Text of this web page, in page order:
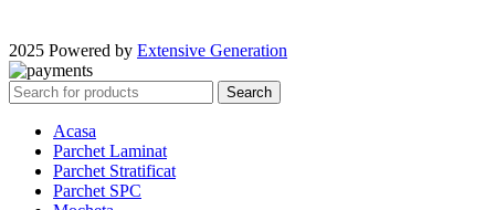
2025 Powered by Extensive Generation
Search
Acasa
Parchet Laminat
Parchet Stratificat
Parchet SPC